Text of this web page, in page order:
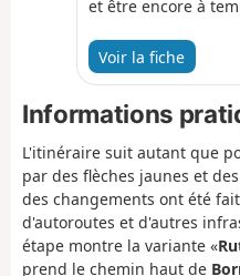
et être encore à
Gozo (Mont de la
vue sur les trois
Jacques-de-
heure pour
l'entrée de la
voyage.
continuer
Finisterre, sur la
Voir la fiche
Informations
L'itinéraire suit autant que
par des flèches jaunes et
des changements ont été
d'autoroutes et d'autres
étape montre la variante «
prend le chemin haut de